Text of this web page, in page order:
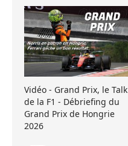
Vidéo - Grand Prix, le Talk
de la F1 - Débriefing du
Grand Prix de Hongrie
2026